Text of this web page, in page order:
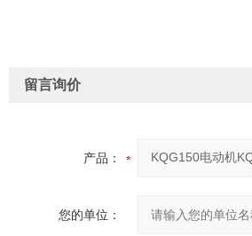
留言询价
产品：
您的单位：